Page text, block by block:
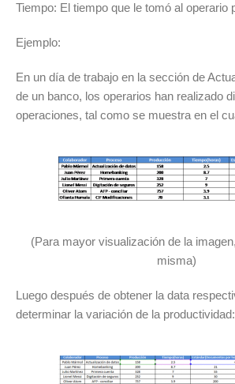
Tiempo: El tiempo que le tomó al operario
Ejemplo:
En un día de trabajo en la sección de
de un banco, los operarios han realizado
operaciones, tal como se muestra en el
(Para mayor visualización de la
misma)
Luego después de obtener la data
determinar la variación de la productividad: